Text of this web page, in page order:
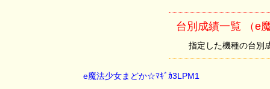
台別成績一覧 （e
指定した機種の台別
e魔法少女まどか☆ﾏｷﾞｶ3LPM1